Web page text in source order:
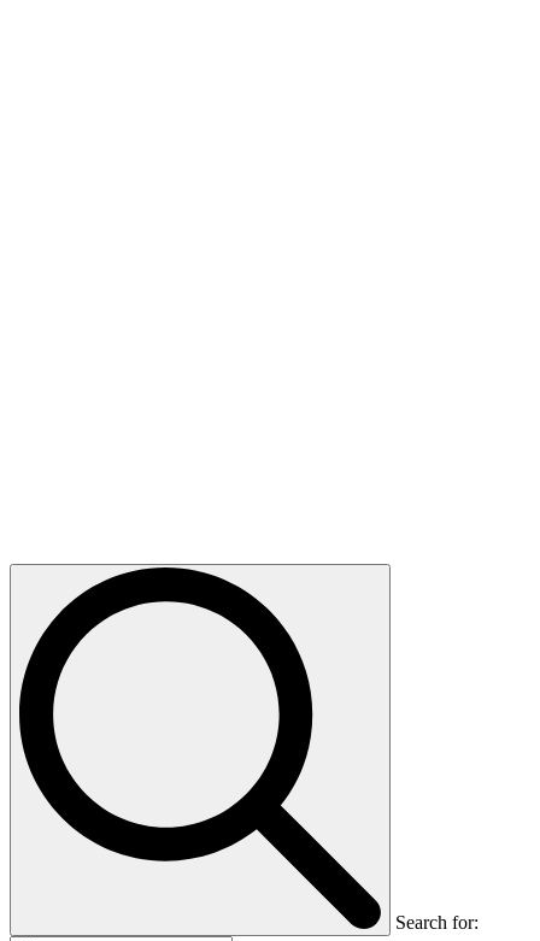
Search for: